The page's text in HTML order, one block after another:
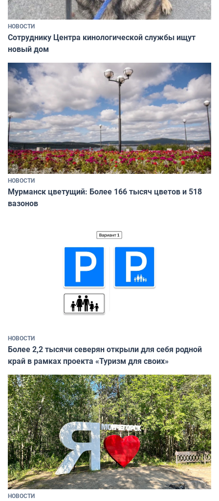
НОВОСТИ
Сотруднику Центра кинологической службы ищут
новый дом
НОВОСТИ
Мурманск цветущий: Более 166 тысяч цветов и 518
вазонов
НОВОСТИ
Более 2,2 тысячи северян открыли для себя родной
край в рамках проекта «Туризм для своих»
НОВОСТИ